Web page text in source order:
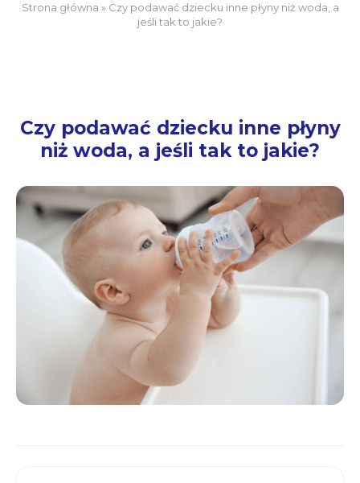
Strona główna » Czy podawać dziecku inne płyny niż woda, a
jeśli tak to jakie?
Czy podawać dziecku inne płyny
niż woda, a jeśli tak to jakie?